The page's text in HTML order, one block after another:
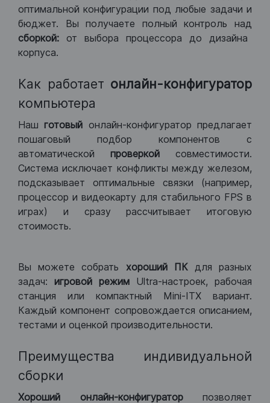
оптимальной конфигурации под любые задачи и
бюджет. Вы получаете полный контроль над
сборкой: от выбора процессора до дизайна
корпуса.
Как работает онлайн-конфигуратор
компьютера
Нашготовый онлайн-конфигуратор предлагает
пошаговый подбор компонентов с
автоматической проверкой совместимости.
Система исключает конфликты между железом,
подсказывает оптимальные связки (например,
процессор и видеокарту для стабильного FPS в
играх) и сразу рассчитывает итоговую
стоимость.
Вы можете собрать хороший ПКдля разных
задач: игровой режим Ultra-настроек, рабочая
станция или компактный Mini-ITX вариант.
Каждый компонент сопровождается описанием,
тестами и оценкой производительности.
Преимущества индивидуальной
сборки
Хороший онлайн-конфигураторпозволяет